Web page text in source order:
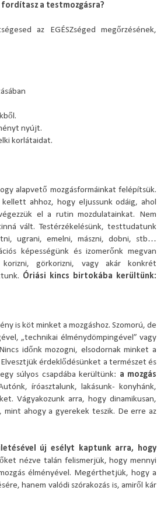
a testmozgásra?
az EGÉSZséged megőrzésének,
nyújt.
korlátaidat.
alapvető mozgásformáinkat felépítsük.
ahhoz, hogy eljussunk odáig, ahol
el a rutin mozdulatainkat. Nem
vált. Testérzékelésünk, testtudatunk
ugrani, emelni, mászni, dobni, stb…
képességünk és izomerőnk megvan
görkorizni, vagy akár konkrét
Óriási kincs birtokába kerültünk:
is köt minket a mozgáshoz. Szomorú, de
„technikai élménydömpingével” vagy
időnk mozogni, elsodornak minket a
érdeklődésünket a természet és
súlyos csapdába kerültünk: a mozgás
íróasztalunk, lakásunk- konyhánk,
Vágyakozunk arra, hogy dinamikusan,
ahogy a gyerekek teszik. De erre az
új esélyt kaptunk arra, hogy
nézve talán felismerjük, hogy mennyi
élményével. Megérthetjük, hogy a
hanem valódi szórakozás is, amiről kár